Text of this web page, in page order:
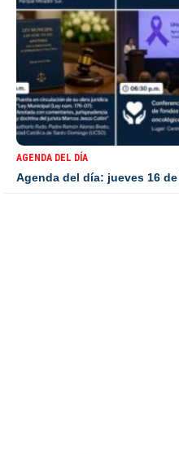
AGENDA DEL DÍA
Agenda del día: jueves 16